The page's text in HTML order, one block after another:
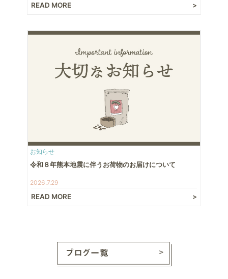
READ MORE
お知らせ
令和８年熊本地震に伴うお荷物のお届けについて
2026.7.29
READ MORE